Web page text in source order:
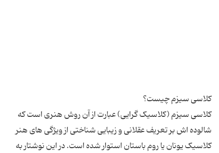
کلاسی سیزم (کلاسیک گرایی) عبارت از آن روش هنری است که
شالوده اش بر تعریف عقلانی و زیبایی شناختی از ویژگی های هنر
کلاسیک یونان یا روم باستان استوار شده است. در این نوشتار به